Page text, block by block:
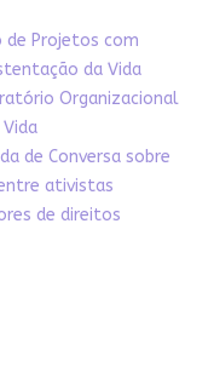
de Projetos com
da Vida
Organizacional
de Conversa sobre
ativistas
de direitos